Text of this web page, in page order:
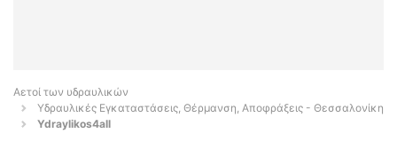
Αετοί των υδραυλικών
Υδραυλικές Εγκαταστάσεις, Θέρμανση, Αποφράξεις - Θεσσαλονίκη
Ydraylikos4all